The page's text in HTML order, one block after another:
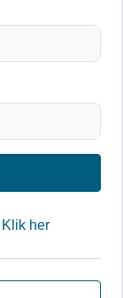
Klik her